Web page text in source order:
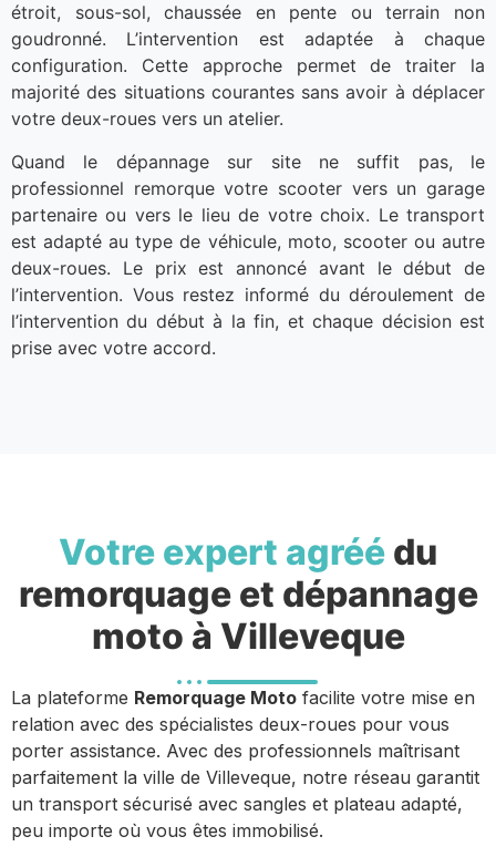
étroit, sous-sol, chaussée en pente ou terrain non
goudronné. L’intervention est adaptée à chaque
configuration. Cette approche permet de traiter la
majorité des situations courantes sans avoir à déplacer
votre deux-roues vers un atelier.
Quand le dépannage sur site ne suffit pas, le
professionnel remorque votre scooter vers un garage
partenaire ou vers le lieu de votre choix. Le transport
est adapté au type de véhicule, moto, scooter ou autre
deux-roues. Le prix est annoncé avant le début de
l’intervention. Vous restez informé du déroulement de
l’intervention du début à la fin, et chaque décision est
prise avec votre accord.
Votre expert agréé du
remorquage et dépannage
moto à Villeveque
La plateforme Remorquage Moto facilite votre mise en
relation avec des spécialistes deux-roues pour vous
porter assistance. Avec des professionnels maîtrisant
parfaitement la ville de Villeveque, notre réseau garantit
un transport sécurisé avec sangles et plateau adapté,
peu importe où vous êtes immobilisé.